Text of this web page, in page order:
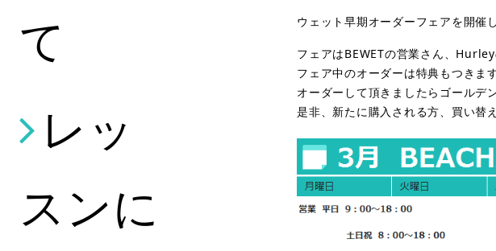
て
レッ
スンに
ウェット早期オーダーフェアを開催
フェアはBEWETの営業さん、
フェア中のオーダーは特典もつきま
オーダーして頂きましたらゴールデ
是非、新たに購入される方、買い替